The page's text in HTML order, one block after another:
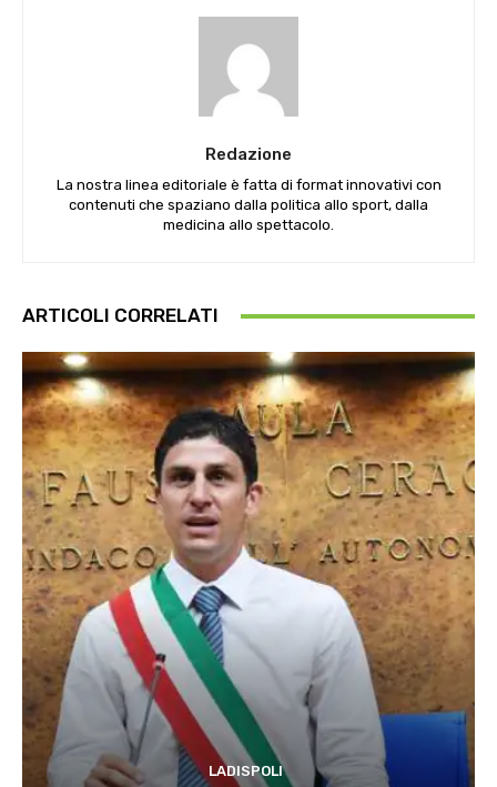
Redazione
La nostra linea editoriale è fatta di format innovativi con
contenuti che spaziano dalla politica allo sport, dalla
medicina allo spettacolo.
ARTICOLI CORRELATI
LADISPOLI